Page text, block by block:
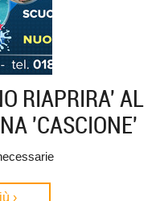
RIAPRIRA' AL
'CASCIONE'
›